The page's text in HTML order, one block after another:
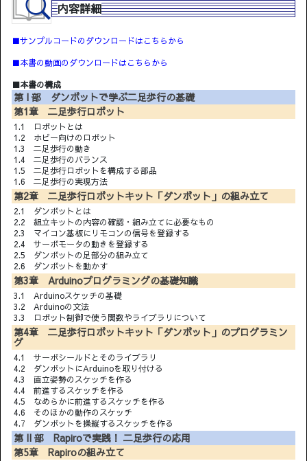
内容詳細
■サンプルコードのダウンロードはこちらから
■本書の動画のダウンロードはこちらから
■本書の構成
第 I 部 ダンボットで学ぶ二足歩行の基礎
第1章 二足歩行ロボット
1.1 ロボットとは
1.2 ホビー向けのロボット
1.3 二足歩行の動き
1.4 二足歩行のバランス
1.5 二足歩行ロボットを構成する部品
1.6 二足歩行の実現方法
第2章 二足歩行ロボットキット「ダンボット」の組み立て
2.1 ダンボットとは
2.2 組立キットの内容の確認・組み立てに必要なもの
2.3 マイコン基板にリモコンの信号を登録する
2.4 サーボモータの動きを登録する
2.5 ダンボットの足部分の組み立て
2.6 ダンボットを動かす
第3章 Arduinoプログラミングの基礎知識
3.1 Arduinoスケッチの基礎
3.2 Arduinoの文法
3.3 ロボット制御で使う関数やライブラリについて
第4章 二足歩行ロボットキット「ダンボット」のプログラミン
グ
4.1 サーボシールドとそのライブラリ
4.2 ダンボットにArduinoを取り付ける
4.3 直立姿勢のスケッチを作る
4.4 前進するスケッチを作る
4.5 なめらかに前進するスケッチを作る
4.6 そのほかの動作のスケッチ
4.7 ダンボットを操縦するスケッチを作る
第 II 部 Rapiroで実践！ 二足歩行の応用
第5章 Rapiroの組み立て